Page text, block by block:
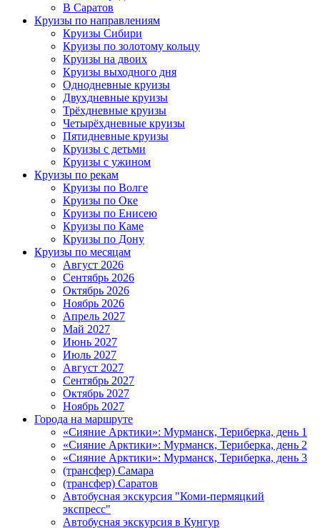
В Саратов
Круизы по направлениям
Круизы Сибири
Круизы по золотому кольцу
Круизы на двоих
Круизы выходного дня
Однодневные круизы
Двухдневные круизы
Трёхдневные круизы
Четырёхдневные круизы
Пятидневные круизы
Круизы с детьми
Круизы с ужином
Круизы по рекам
Круизы по Волге
Круизы по Оке
Круизы по Енисею
Круизы по Каме
Круизы по Дону
Круизы по месяцам
Август 2026
Сентябрь 2026
Октябрь 2026
Ноябрь 2026
Апрель 2027
Май 2027
Июнь 2027
Июль 2027
Август 2027
Сентябрь 2027
Октябрь 2027
Ноябрь 2027
Города на маршруте
«Сияние Арктики»: Мурманск, Териберка, день 1
«Сияние Арктики»: Мурманск, Териберка, день 2
«Сияние Арктики»: Мурманск, Териберка, день 3
(трансфер) Самара
(трансфер) Саратов
Автобусная экскурсия "Коми-пермяцкий
экспресс"
Автобусная экскурсия в Кунгур